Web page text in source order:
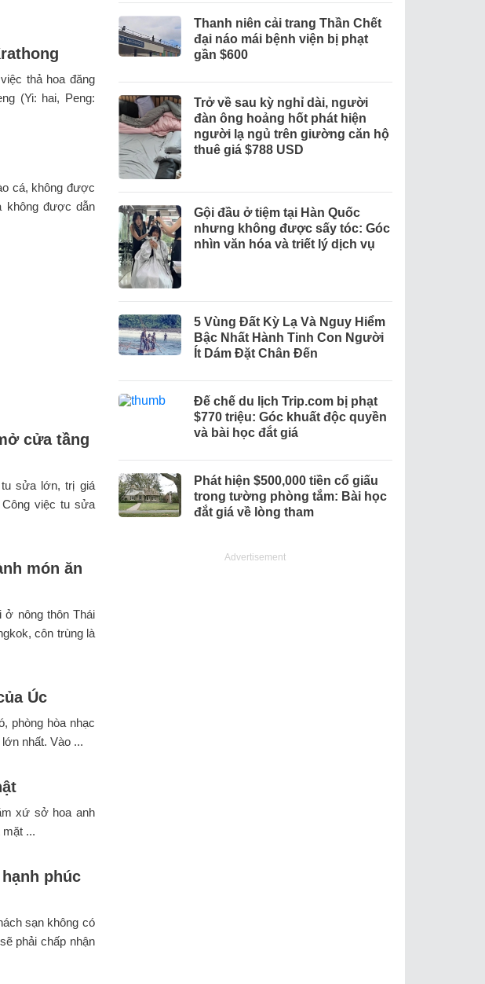
thả hoa đăng
(Yi: hai, Peng:
cá, không được
không được dẫn
cửa tầng
sửa lớn, trị giá
Công việc tu sửa
món ăn
ở nông thôn Thái
côn trùng là
Úc
phòng hòa nhạc
nhất. Vào ...
xứ sở hoa anh
...
phúc
sạn không có
phải chấp nhận
Thanh niên cải trang Thần Chết
đại náo mái bệnh viện bị phạt
gần $600
Trở về sau kỳ nghỉ dài, người
đàn ông hoảng hốt phát hiện
người lạ ngủ trên giường căn hộ
thuê giá $788 USD
Gội đầu ở tiệm tại Hàn Quốc
nhưng không được sấy tóc: Góc
nhìn văn hóa và triết lý dịch vụ
5 Vùng Đất Kỳ Lạ Và Nguy Hiểm
Bậc Nhất Hành Tinh Con Người
Ít Dám Đặt Chân Đến
Đế chế du lịch Trip.com bị phạt
$770 triệu: Góc khuất độc quyền
và bài học đắt giá
Phát hiện $500,000 tiền cổ giấu
trong tường phòng tắm: Bài học
đắt giá về lòng tham
Advertisement